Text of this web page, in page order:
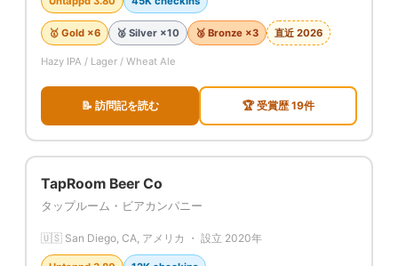
🥇 Gold ×6 🥈 Silver ×10 🥉 Bronze ×3 直近 2026
Hazy IPA / Lager / Wheat Ale
📝 訪問記を読む 🏆 受賞歴 19件
TapRoom Beer Co
タップルーム・ビアカンパニー
🇺🇸 San Diego, CA, アメリカ ・ 設立 2020年